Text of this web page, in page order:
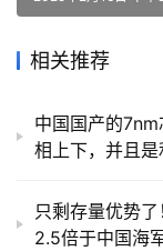
相关推荐
中国国产的
相上下，并且
只剩存量优势
2.5倍于中国海